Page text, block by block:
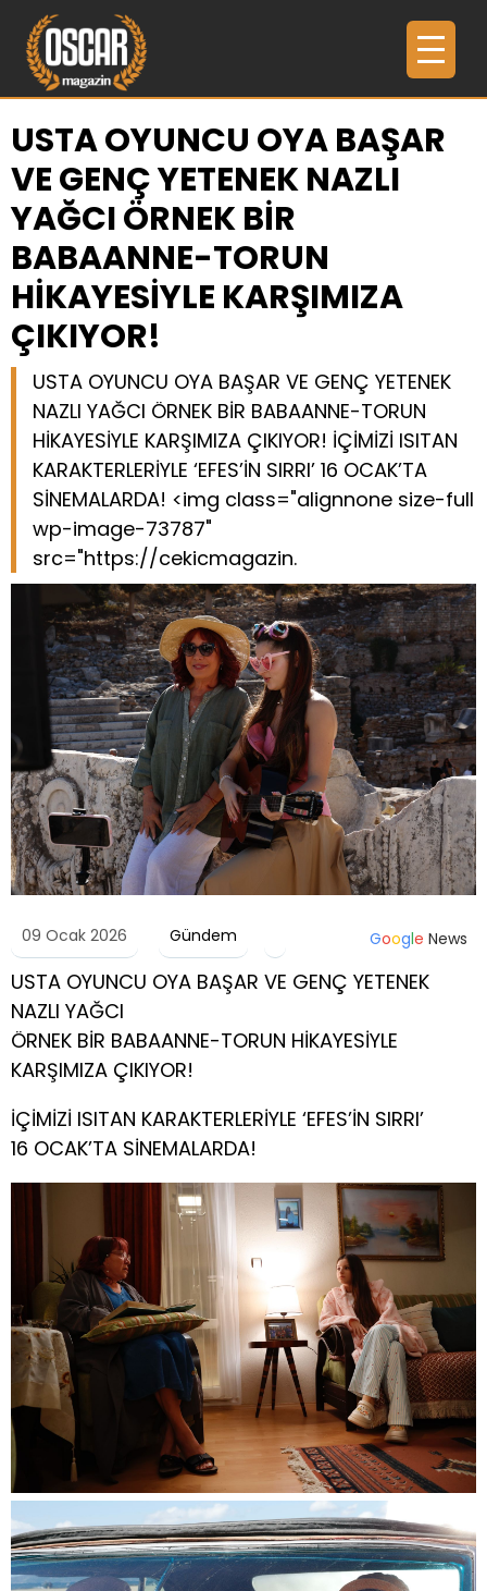
USTA OYUNCU OYA BAŞAR
VE GENÇ YETENEK NAZLI
YAĞCI ÖRNEK BİR
BABAANNE-TORUN
HİKAYESİYLE KARŞIMIZA
ÇIKIYOR!
USTA OYUNCU OYA BAŞAR VE GENÇ YETENEK
NAZLI YAĞCI ÖRNEK BİR BABAANNE-TORUN
HİKAYESİYLE KARŞIMIZA ÇIKIYOR! İÇİMİZİ ISITAN
KARAKTERLERİYLE ‘EFES’İN SIRRI’ 16 OCAK’TA
SİNEMALARDA! <img class="alignnone size-full
wp-image-73787"
src="https://cekicmagazin.
09 Ocak 2026 Gündem Google News
USTA OYUNCU OYA BAŞAR VE GENÇ YETENEK
NAZLI YAĞCI
ÖRNEK BİR BABAANNE-TORUN HİKAYESİYLE
KARŞIMIZA ÇIKIYOR!
İÇİMİZİ ISITAN KARAKTERLERİYLE ‘EFES’İN SIRRI’
16 OCAK’TA SİNEMALARDA!